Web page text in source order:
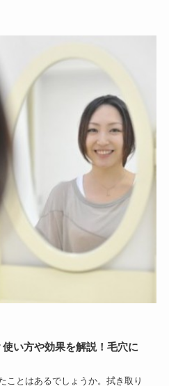
い方や効果を解説！毛穴に
ことはあるでしょうか。拭き取り